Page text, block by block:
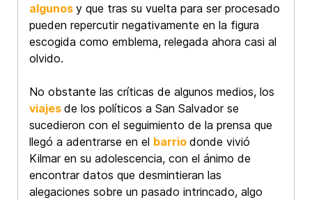
algunos y que tras su vuelta para ser procesado
pueden repercutir negativamente en la figura
escogida como emblema, relegada ahora casi al
olvido.
No obstante las críticas de algunos medios, los
viajes de los políticos a San Salvador se
sucedieron con el seguimiento de la prensa que
llegó a adentrarse en el barrio donde vivió
Kilmar en su adolescencia, con el ánimo de
encontrar datos que desmintieran las
alegaciones sobre un pasado intrincado, algo